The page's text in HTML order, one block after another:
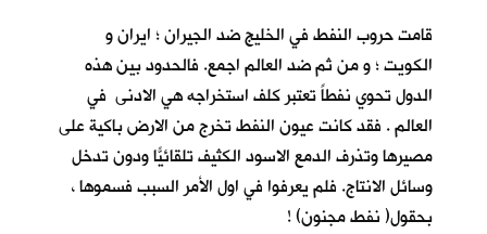
قامت حروب النفط في الخليج ضد الجيران ؛ ايران و
الكويت ؛ و من ثم ضد العالم اجمع. فالحدود بين هذه
الدول تحوي نفطاً تعتبر كلف استخراجه هي الادنى في
العالم . فقد كانت عيون النفط تخرج من الارض باكية على
مصيرها وتذرف الدمع الاسود الكثيف تلقائيّاً ودون تدخل
وسائل الانتاج. فلم يعرفوا في اول الأمر السبب فسموها ،
بحقول( نفط مجنون) !